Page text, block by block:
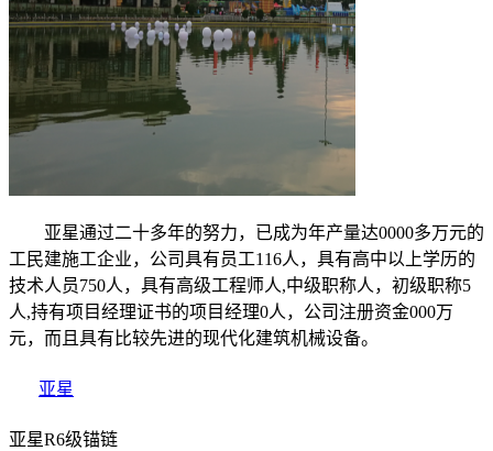
亚星通过二十多年的努力，已成为年产量达0000多万元的
工民建施工企业，公司具有员工116人，具有高中以上学历的
技术人员750人，具有高级工程师人,中级职称人，初级职称5
人,持有项目经理证书的项目经理0人，公司注册资金000万
元，而且具有比较先进的现代化建筑机械设备。
亚星
亚星R6级锚链